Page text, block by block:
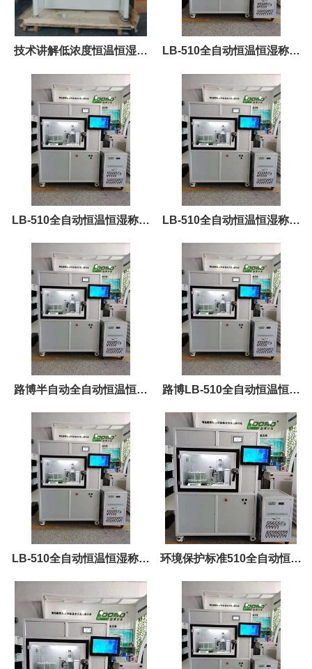
技术讲解低浓度恒温恒湿称 LB-510全自动恒温恒湿称重
LB-510全自动恒温恒湿称重 LB-510全自动恒温恒湿称重
路博半自动全自动恒温恒湿 路博LB-510全自动恒温恒湿
称重系统 解放双手 释放自由
LB-510全自动恒温恒湿称重 环境保护标准510全自动恒温